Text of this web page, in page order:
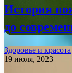
История
до
Здоровье и красота
19 июля, 2023